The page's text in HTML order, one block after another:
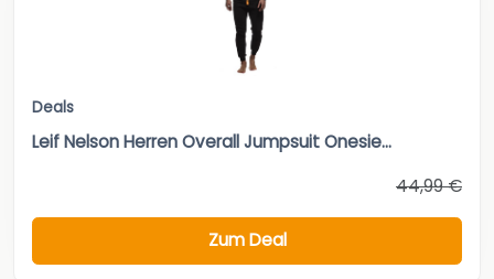
Deals
Leif Nelson Herren Overall Jumpsuit Onesie...
44,99 €
Zum Deal